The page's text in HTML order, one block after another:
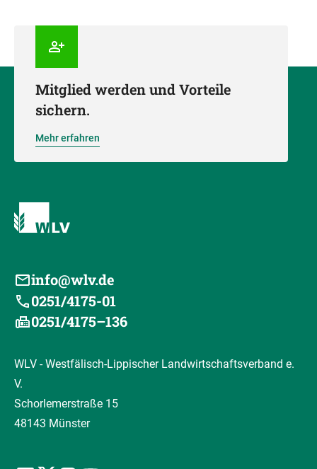
Mitglied werden und Vorteile
sichern.
Mehr erfahren
info@wlv.de
0251/4175-01
0251/4175–136
WLV - Westfälisch-Lippischer Landwirtschaftsverband e.
V.
Schorlemerstraße 15
48143 Münster